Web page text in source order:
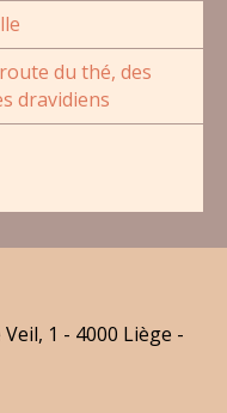
du thé, des
dravidiens
1 - 4000 Liège -